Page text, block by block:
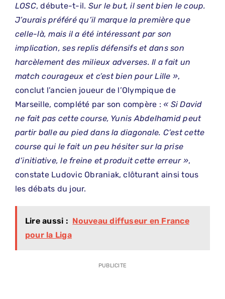
LOSC, débute-t-il. Sur le but, il sent bien le coup.
J’aurais préféré qu’il marque la première que
celle-là, mais il a été intéressant par son
implication, ses replis défensifs et dans son
harcèlement des milieux adverses. Il a fait un
match courageux et c’est bien pour Lille »,
conclut l’ancien joueur de l’Olympique de
Marseille, complété par son compère : « Si David
ne fait pas cette course, Yunis Abdelhamid peut
partir balle au pied dans la diagonale. C’est cette
course qui le fait un peu hésiter sur la prise
d’initiative, le freine et produit cette erreur »,
constate Ludovic Obraniak, clôturant ainsi tous
les débats du jour.
Lire aussi : Nouveau diffuseur en France
pour la Liga
PUBLICITE